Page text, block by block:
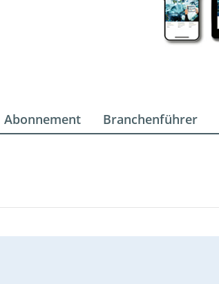
Abonnement Branchenführer